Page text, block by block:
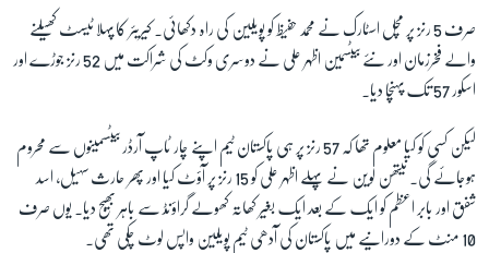
زبان
صرف 5 رنز پر مچل اسٹارک نے محمد حفیظ کو پویلین کی راہ دکھائی۔ کیریئر کا پہلا ٹیسٹ کھیلنے
والے فخرزمان اور نئے بیٹسمین اظہر علی نے دوسری وکٹ کی شراکت میں 52 رنز جوڑے اور
اسکور 57 تک پہنچا دیا۔
لیکن کسی کو کیا معلوم تھا کہ 57 رنز پر ہی پاکستان ٹیم اپنے چار ٹاپ آرڈر بیٹسمینوں سے محروم
ہوجائے گی۔ نیتھن لوین نے پہلے اظہر علی کو 15 رنز پر آؤٹ کیا اور پھر حارث سہیل، اسد
شفق اور بابر اعظم کو ایک کے بعد ایک بغیر کھاتہ کھولے گراؤنڈ سے باہر بھیج دیا۔ یوں صرف
10 منٹ کے دورانیے میں پاکستان کی آدھی ٹیم پویلین واپس لوٹ چکی تھی۔